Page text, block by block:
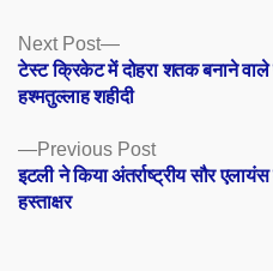
Posts
navigation
Previous PostPrevious
post:
इटली ने किया अंतर्राष्ट्रीय सौर
हस्ताक्षर
Next Post
Next
post:
टेस्ट क्रिकेट में दोहरा शतक बनाने
हश्मतुल्लाह शहीदी